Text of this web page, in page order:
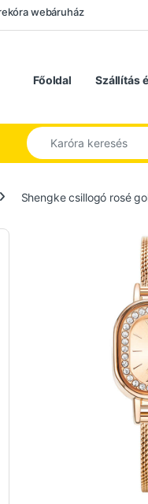
webáruház
Főoldal Szállítás
Keresés a következőre:
Shengke csillogó rosé